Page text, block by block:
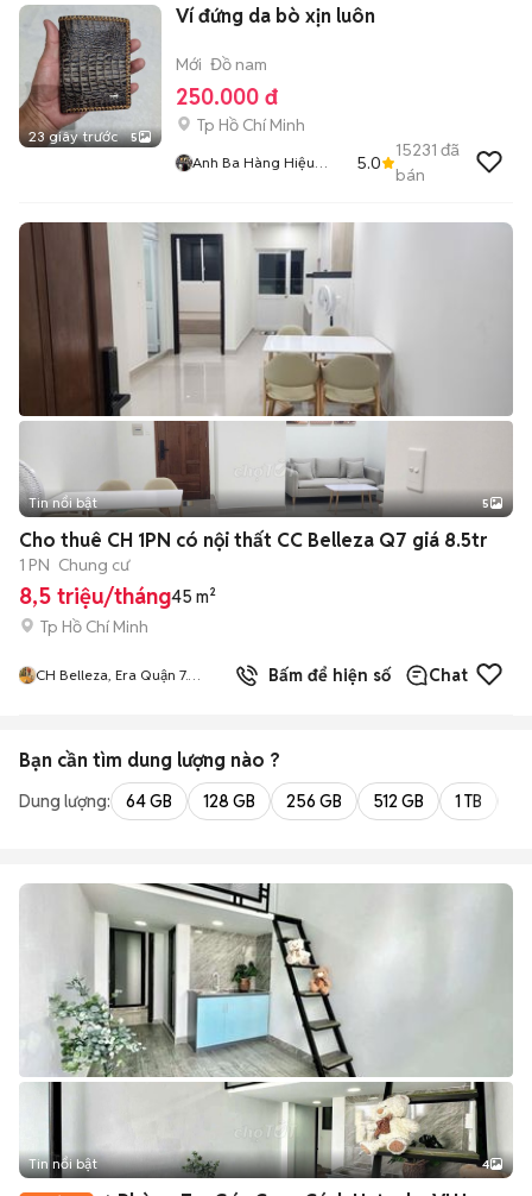
23 giây trước 5
Ví đứng da bò xịn luôn
Mới Đồ nam
250.000 đ
Tp Hồ Chí Minh
Anh Ba Hàng Hiệu
5.0
15231 đã
bán
Tin nổi bật 5
Cho thuê CH 1PN có nội thất CC Belleza Q7 giá 8.5tr
1 PN Chung cư
8,5 triệu/tháng45 m²
Tp Hồ Chí Minh
CH Belleza, Era Quận 7.
Bấm để hiện số Chat
Bạn cần tìm dung lượng nào ?
Dung lượng: 64 GB 128 GB 256 GB 512 GB 1 TB
Tin nổi bật 4